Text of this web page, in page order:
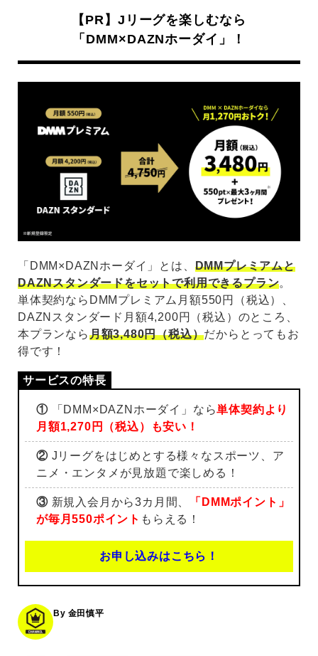
【PR】Jリーグを楽しむなら
「DMM×DAZNホーダイ」！
「DMM×DAZNホーダイ」とは、 DMMプレミアムと
DAZNスタンダードをセットで利用できるプラン。
単体契約ならDMMプレミアム月額550円（税込）、
DAZNスタンダード月額4,200円（税込）のところ、
本プランなら月額3,480円（税込）だからとってもお
得です！
①「DMM×DAZNホーダイ」なら単体契約より
月額1,270円（税込）も安い！
②Jリーグをはじめとする様々なスポーツ、ア
ニメ・エンタメが見放題で楽しめる！
③新規入会月から3カ月間、
「DMMポイント」
が毎月550ポイント もらえる！
お申し込みはこちら！
By 金田慎平